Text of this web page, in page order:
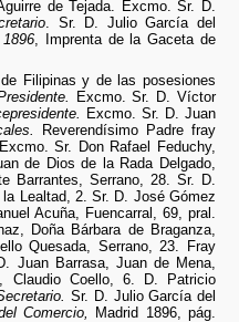
de Tejada. Excmo. Sr. D.
. Sr. D. Julio García del
, Imprenta de la Gaceta de
Filipinas y de las posesiones
Excmo. Sr. D. Víctor
Excmo. Sr. D. Juan
Reverendísimo Padre fray
Sr. Don Rafael Feduchy,
de Dios de la Rada Delgado,
Barrantes, Serrano, 28. Sr. D.
Lealtad, 2. Sr. D. José Gómez
Acuña, Fuencarral, 69, pral.
Doña Bárbara de Braganza,
Quesada, Serrano, 23. Fray
Juan Barrasa, Juan de Mena,
, Claudio Coello, 6. D. Patricio
Sr. D. Julio García del
Comercio,
Madrid 1896, pág.